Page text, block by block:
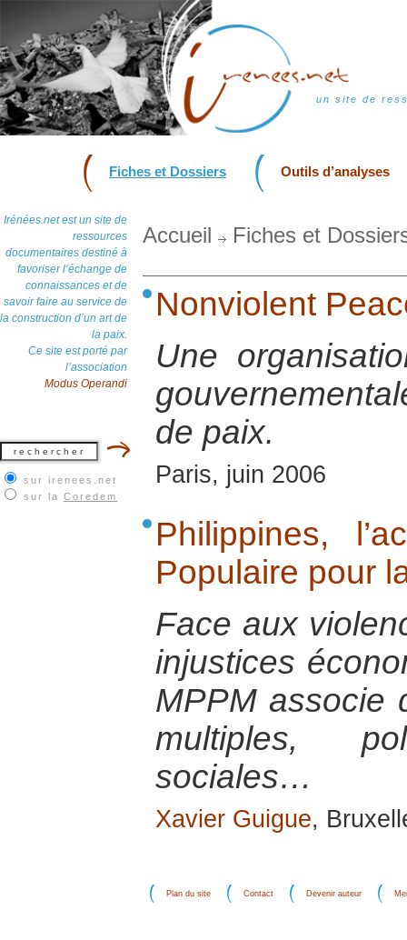
un site de
Fiches et Dossiers Outils d’analyses
Irénées.net est un site de
ressources
documentaires destiné à
favoriser l’échange de
connaissances et de
savoir faire au service de
la construction d’un art de
la paix.
Ce site est porté par
l’association
Modus Operandi
sur irenees.net
sur la Coredem
Accueil Fiches et
Nonviolent
Une
de paix.
Paris, juin 2006
Philippines,
Populaire pour
Face aux
injustices
MPPM associe
multiples,
sociales…
Xavier Guigue,
Plan du site Contact Devenir auteur